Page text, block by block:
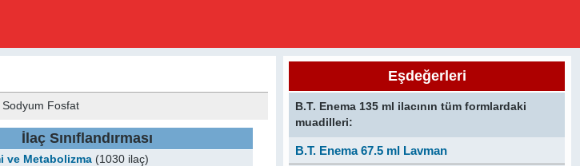
Sodyum Fosfat
İlaç Sınıflandırması
ve Metabolizma (1030 ilaç)
Eşdeğerleri
B.T. Enema 135 ml ilacının tüm formlardaki
muadilleri:
B.T. Enema 67.5 ml Lavman